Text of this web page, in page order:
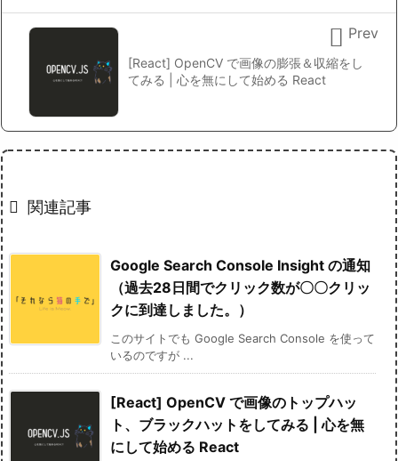
[React] OpenCV で画像の膨張＆収縮をし
てみる | 心を無にして始める React
 Prev
 関連記事
Google Search Console Insight の通知
（過去28日間でクリック数が〇〇クリッ
クに到達しました。）
このサイトでも Google Search Console を使って
いるのですが ...
[React] OpenCV で画像のトップハッ
ト、ブラックハットをしてみる | 心を無
にして始める React